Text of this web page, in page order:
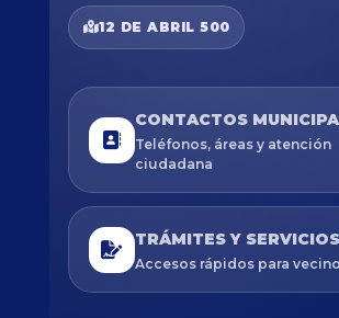
12 DE ABRIL 500
CONTACTOS
Teléfonos, áreas y atención
ciudadana
TRÁMITES Y SERVICIOS
Accesos rápidos para